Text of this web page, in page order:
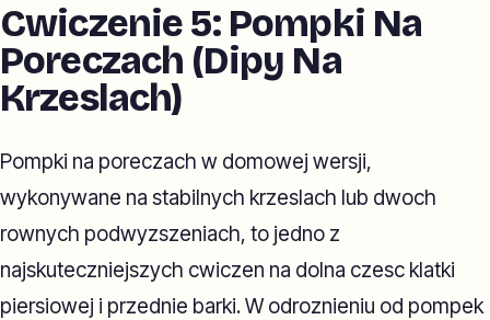
Cwiczenie 5: Pompki Na
Poreczach (Dipy Na
Krzeslach)
Pompki na poreczach w domowej wersji,
wykonywane na stabilnych krzeslach lub dwoch
rownych podwyzszeniach, to jedno z
najskuteczniejszych cwiczen na dolna czesc klatki
piersiowej i przednie barki. W odroznieniu od pompek